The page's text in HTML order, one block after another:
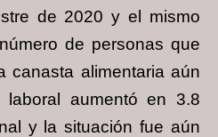
de 2020 y el mismo
de personas que
canasta alimentaria aún
laboral aumentó en 3.8
y la situación fue aún